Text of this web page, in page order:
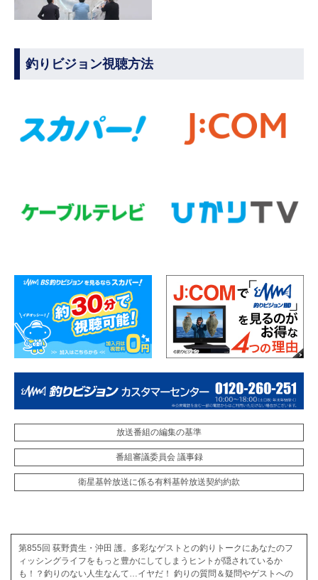
釣りビジョン視聴方法
放送番組の編集の基準
番組審議委員会 議事録
衛星基幹放送に係る有料基幹放送契約約款
第855回 荻野貴生・沖田 護。多彩なゲストとの釣りトークにあなたのフ
ィッシングライフをもっと豊かにしてしまうヒントが隠されているか
も！？釣りのない人生なんて…イヤだ！ 釣りの質問＆疑問やゲストへの